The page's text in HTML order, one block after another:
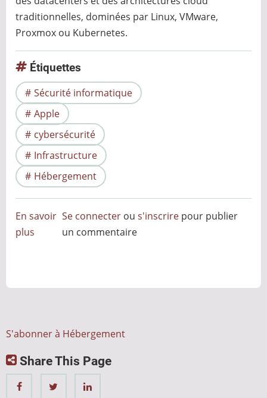
traditionnelles, dominées par Linux, VMware,
Proxmox ou Kubernetes.
Étiquettes
Sécurité informatique
Apple
cybersécurité
Infrastructure
Hébergement
En savoir
plus
Apple
devenait
enfin
une
Se connecter ous'inscrire pour publier
un commentaire
S'abonner à Hébergement
Share This Page